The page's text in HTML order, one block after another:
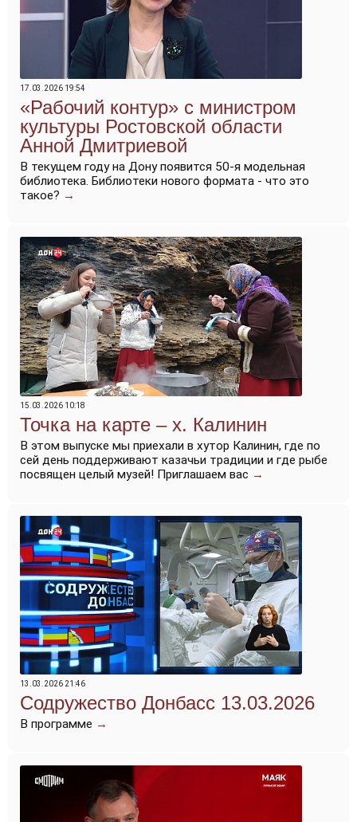
17.03.2026 19:54
«Рабочий контур» с министром
культуры Ростовской области
Анной Дмитриевой
В текущем году на Дону появится 50-я модельная
библиотека. Библиотеки нового формата - что это
такое? →
15.03.2026 10:18
Точка на карте – х. Калинин
В этом выпуске мы приехали в хутор Калинин, где по
сей день поддерживают казачьи традиции и где рыбе
посвящен целый музей! Приглашаем вас →
13.03.2026 21:46
Содружество Донбасс 13.03.2026
В программе →